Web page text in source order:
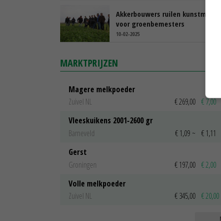
Akkerbouwers ruilen kunstmest in
voor groenbemesters
10-02-2025
MARKTPRIJZEN
Magere melkpoeder
Zuivel NL
€ 269,00 € 7,00
Vleeskuikens 2001-2600 gr
Barneveld
€ 1,09 ~ € 1,11
Gerst
Groningen
€ 197,00 € 2,00
Volle melkpoeder
Zuivel NL
€ 345,00 € 20,00